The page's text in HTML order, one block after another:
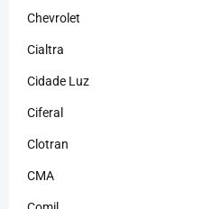
Chevrolet
Cialtra
Cidade Luz
Ciferal
Clotran
CMA